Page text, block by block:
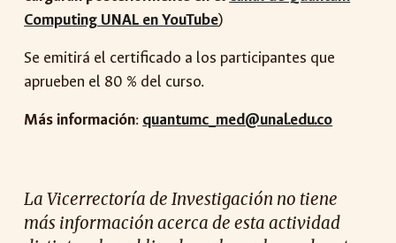
Computing UNAL en YouTube)
Se emitirá el certificado a los participantes que
aprueben el 80 % del curso.
Más información: quantumc_med@unal.edu.co
La Vicerrectoría de Investigación no tiene
más información acerca de estaactividad